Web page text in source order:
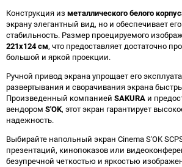
Конструкция из металлического белого
экрану элегантный вид, но и обеспечивает
стабильность. Размер проецируемого
221x124 см, что предоставляет достаточно
большой и яркой проекции.
Ручной привод экрана упрощает его
развертывания и сворачивания экрана
Произведенный компанией SAKURA и
вендором S'OK, этот экран гарантирует
надежность.
Выбирайте напольный экран Cinema S'OK
презентаций, кинопоказов или
безупречной четкостью и яркостью